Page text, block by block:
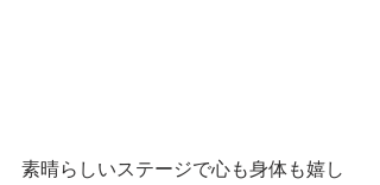
素晴らしいステージで心も身体も嬉し